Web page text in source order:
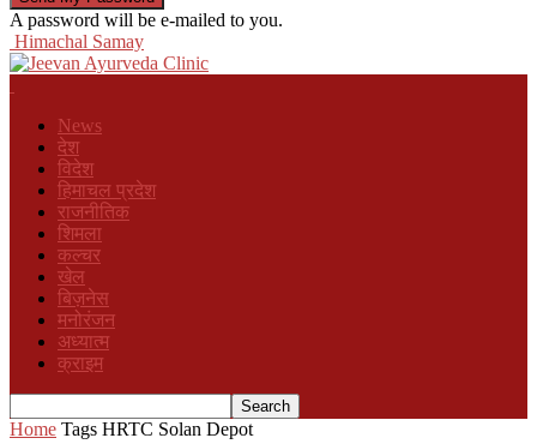
A password will be e-mailed to you.
Himachal Samay
News
देश
विदेश
हिमाचल प्रदेश
राजनीतिक
शिमला
कल्चर
खेल
बिज़नेस
मनोरंजन
अध्यात्म
क्राइम
Home Tags HRTC Solan Depot